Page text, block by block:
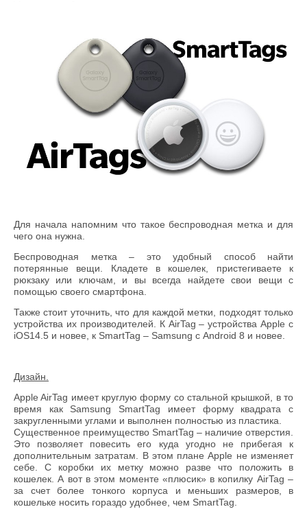
Для начала напомним что такое беспроводная метка и для
чего она нужна.
Беспроводная метка – это удобный способ найти
потерянные вещи. Кладете в кошелек, пристегиваете к
рюкзаку или ключам, и вы всегда найдете свои вещи с
помощью своего смартфона.
Также стоит уточнить, что для каждой метки, подходят только
устройства их производителей. К AirTag – устройства Apple с
iOS14.5 и новее, к SmartTag – Samsung с Android 8 и новее.
Дизайн.
Apple AirTag имеет круглую форму со стальной крышкой, в то
время как Samsung SmartTag имеет форму квадрата с
закругленными углами и выполнен полностью из пластика.
Существенное преимущество SmartTag – наличие отверстия.
Это позволяет повесить его куда угодно не прибегая к
дополнительным затратам. В этом плане Apple не изменяет
себе. С коробки их метку можно разве что положить в
кошелек. А вот в этом моменте «плюсик» в копилку AirTag –
за счет более тонкого корпуса и меньших размеров, в
кошельке носить гораздо удобнее, чем SmartTag.